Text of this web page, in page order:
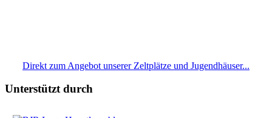
Direkt zum Angebot unserer Zeltplätze und Jugendhäuser...
Unterstützt durch